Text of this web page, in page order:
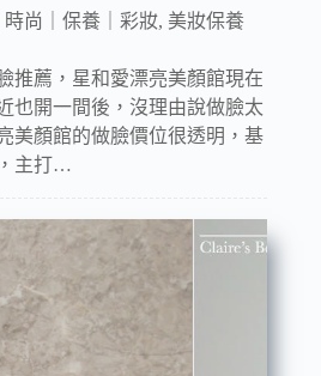
時尚｜保養｜彩妝, 美妝保養
推薦，星和愛漂亮美顏館現在
也開一間後，沒理由說做臉太
美顏館的做臉價位很透明，基
主打…